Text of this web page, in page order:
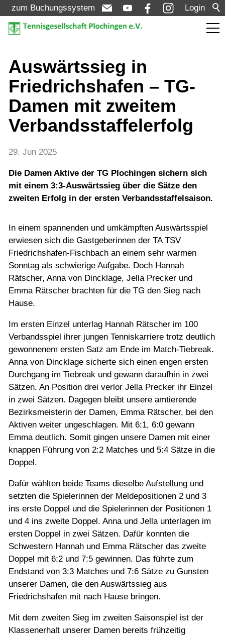
Login
zum Buchungssystem
Aktuelles
Meldungen
Termine
Turniere
Mannschaften
Jugend
Training
Gaststätte
Auswärtssieg in
Friedrichshafen – TG-
Damen mit zweitem
Verbandsstaffelerfolg
29. Jun 2025
Die Damen Aktive der TG Plochingen sichern sich
mit einem 3:3-Auswärtssieg über die Sätze den
zweiten Erfolg in der ersten Verbandsstaffelsaison.
In einem spannenden und umkämpften Auswärtsspiel
erwiesen sich die Gastgeberinnen der TA TSV
Friedrichshafen-Fischbach an einem sehr warmen
Sonntag als schwierige Aufgabe. Doch Hannah
Rätscher, Anna von Dincklage, Jella Precker und
Emma Rätscher brachten für die TG den Sieg nach
Hause.
Im ersten Einzel unterlag Hannah Rätscher im 100
Verbandsspiel ihrer jungen Tenniskarriere trotz deutlich
gewonnenem ersten Satz am Ende im Match-Tiebreak.
Anna von Dincklage sicherte sich einen engen ersten
Durchgang im Tiebreak und gewann daraufhin in zwei
Sätzen. An Position drei verlor Jella Precker ihr Einzel
in zwei Sätzen. Dagegen bleibt unsere amtierende
Bezirksmeisterin der Damen, Emma Rätscher, bei den
Aktiven weiter ungeschlagen. Mit 6:1, 6:0 gewann
Emma deutlich. Somit gingen unsere Damen mit einer
knappen Führung von 2:2 Matches und 5:4 Sätze in die
Doppel.
Dafür wählten beide Teams dieselbe Aufstellung und
setzten die Spielerinnen der Meldepositionen 2 und 3
ins erste Doppel und die Spielerinnen der Positionen 1
und 4 ins zweite Doppel. Anna und Jella unterlagen im
ersten Doppel in zwei Sätzen. Dafür konnten die
Schwestern Hannah und Emma Rätscher das zweite
Doppel mit 6:2 und 7:5 gewinnen. Das führte zum
Endstand von 3:3 Matches und 7:6 Sätze zu Gunsten
unserer Damen, die den Auswärtssieg aus
Friedrichshafen mit nach Hause bringen.
Mit dem zweiten Sieg im zweiten Saisonspiel ist der
Klassenerhalt unserer Damen bereits frühzeitig